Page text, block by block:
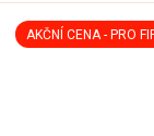
AKČNÍ CENA - PRO